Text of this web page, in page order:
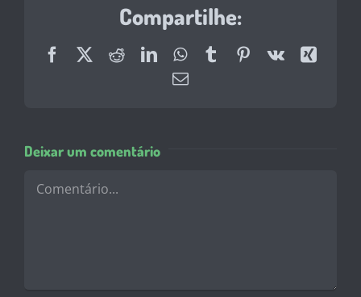
Compartilhe:
FacebookRedditLinkedInWhatsApp
TumblrPinterest
Vk
Xing
E-
Deixar um comentário